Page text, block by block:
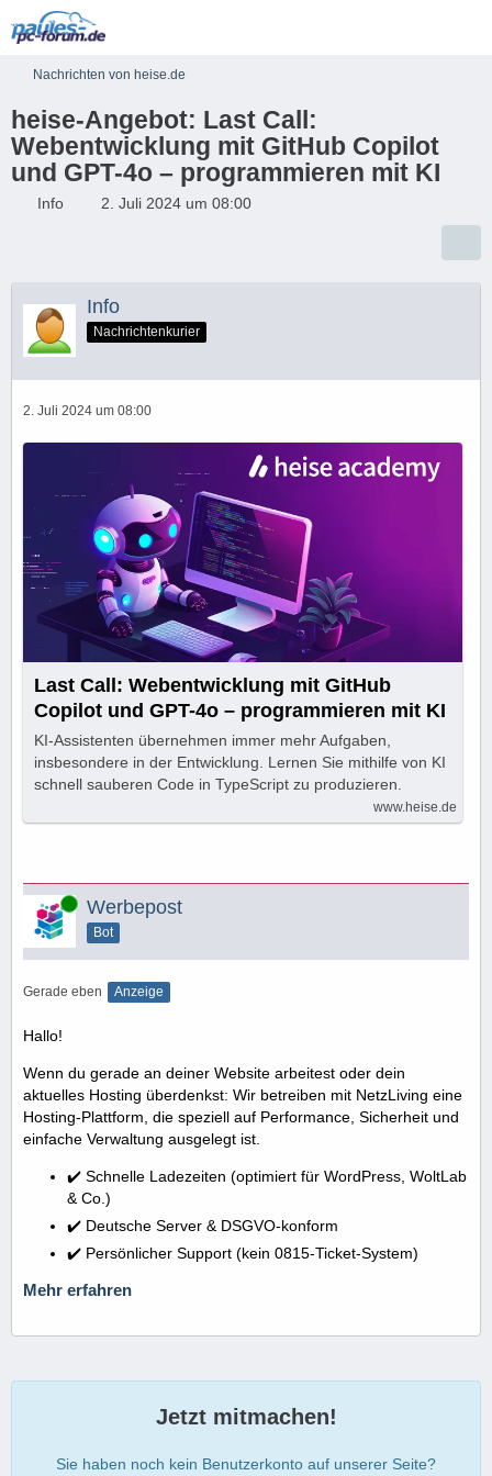
Nachrichten von heise.de
heise-Angebot: Last Call:
Webentwicklung mit GitHub Copilot
und GPT-4o – programmieren mit KI
Info 2. Juli 2024 um 08:00
Info
Nachrichtenkurier
2. Juli 2024 um 08:00
Last Call: Webentwicklung mit GitHub
Copilot und GPT-4o – programmieren mit KI
KI-Assistenten übernehmen immer mehr Aufgaben,
insbesondere in der Entwicklung. Lernen Sie mithilfe von KI
schnell sauberen Code in TypeScript zu produzieren.
www.heise.de
Online Werbepost
Bot
Gerade eben Anzeige
Hallo!
Wenn du gerade an deiner Website arbeitest oder dein
aktuelles Hosting überdenkst: Wir betreiben mit NetzLiving eine
Hosting-Plattform, die speziell auf Performance, Sicherheit und
einfache Verwaltung ausgelegt ist.
✔️ Schnelle Ladezeiten (optimiert für WordPress, WoltLab
& Co.)
✔️ Deutsche Server & DSGVO-konform
✔️ Persönlicher Support (kein 0815-Ticket-System)
Mehr erfahren
Jetzt mitmachen!
Sie haben noch kein Benutzerkonto auf unserer Seite?